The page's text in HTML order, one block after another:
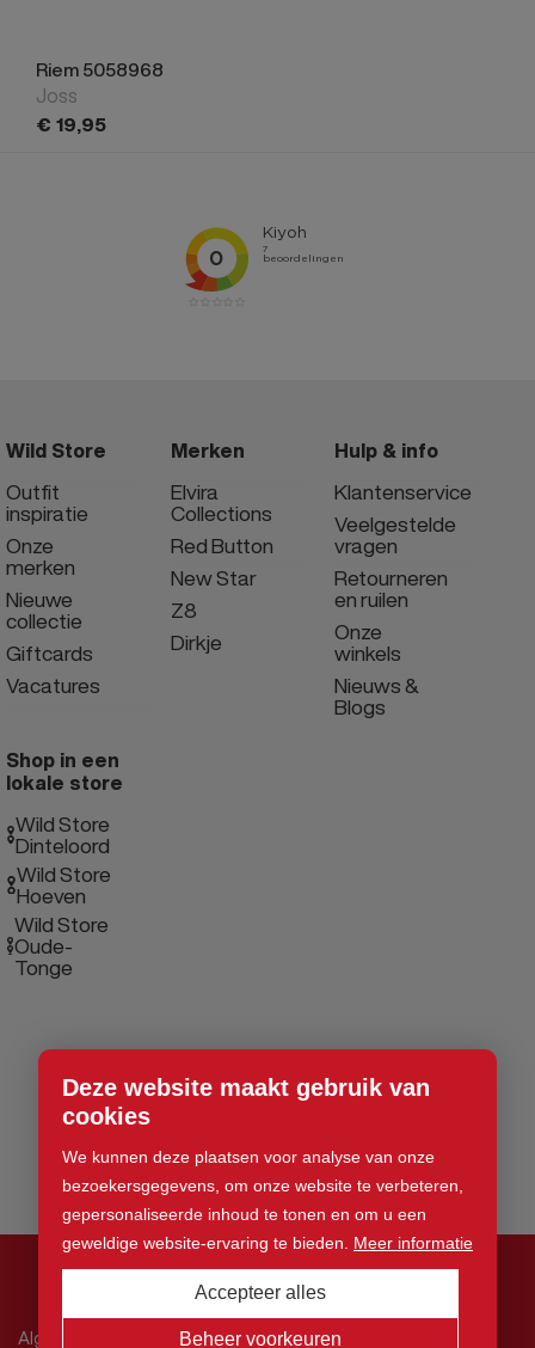
Deze website maakt gebruik van
cookies
We kunnen deze plaatsen voor analyse van onze
bezoekersgegevens, om onze website te verbeteren,
gepersonaliseerde inhoud te tonen en om u een
geweldige website-ervaring te bieden. Meer informatie
Beheer voorkeuren
Accepteer alles
Riem 5058968
Joss
€ 19,95
Wild Store
Outfit
inspiratie
Onze
merken
Nieuwe
collectie
Giftcards
Vacatures
Merken
Elvira
Collections
Red Button
New Star
Z8
Dirkje
Hulp & info
Klantenservice
Veelgestelde
vragen
Retourneren
en ruilen
Onze
winkels
Nieuws &
Blogs
Shop in een
lokale store
Wild Store
Dinteloord
Wild Store
Hoeven
Wild Store
Oude-
Tonge
© 2026 Wild Store. Alle rechten voorbehouden
Algemene voorwaarden